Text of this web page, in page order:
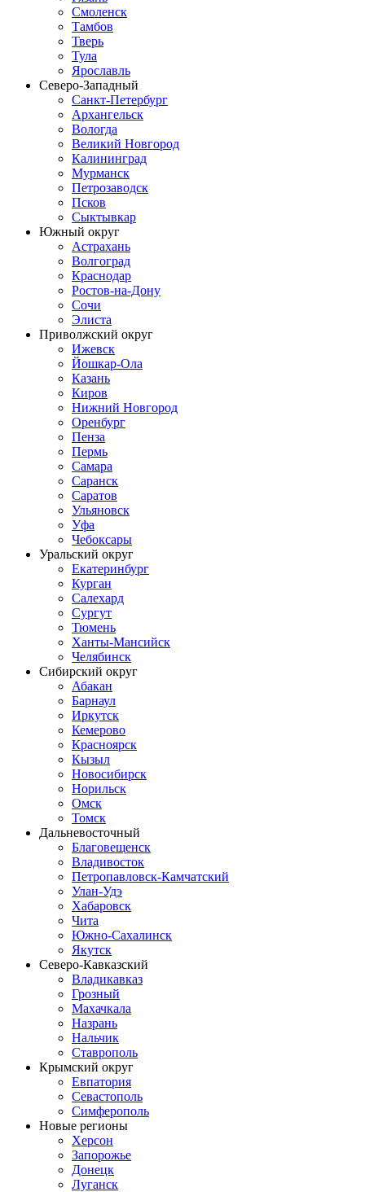
Смоленск
Тамбов
Тверь
Тула
Ярославль
Северо-Западный
Санкт-Петербург
Архангельск
Вологда
Великий Новгород
Калининград
Мурманск
Петрозаводск
Псков
Сыктывкар
Южный округ
Астрахань
Волгоград
Краснодар
Ростов-на-Дону
Сочи
Элиста
Приволжский округ
Ижевск
Йошкар-Ола
Казань
Киров
Нижний Новгород
Оренбург
Пенза
Пермь
Самара
Саранск
Саратов
Ульяновск
Уфа
Чебоксары
Уральский округ
Екатеринбург
Курган
Салехард
Сургут
Тюмень
Ханты-Мансийск
Челябинск
Сибирский округ
Абакан
Барнаул
Иркутск
Кемерово
Красноярск
Кызыл
Новосибирск
Норильск
Омск
Томск
Дальневосточный
Благовещенск
Владивосток
Петропавловск-Камчатский
Улан-Удэ
Хабаровск
Чита
Южно-Сахалинск
Якутск
Северо-Кавказский
Владикавказ
Грозный
Махачкала
Назрань
Нальчик
Ставрополь
Крымский округ
Евпатория
Севастополь
Симферополь
Новые регионы
Херсон
Запорожье
Донецк
Луганск